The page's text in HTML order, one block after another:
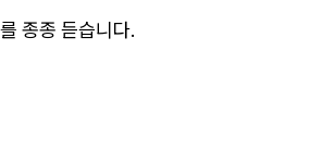
종종 듣습니다.